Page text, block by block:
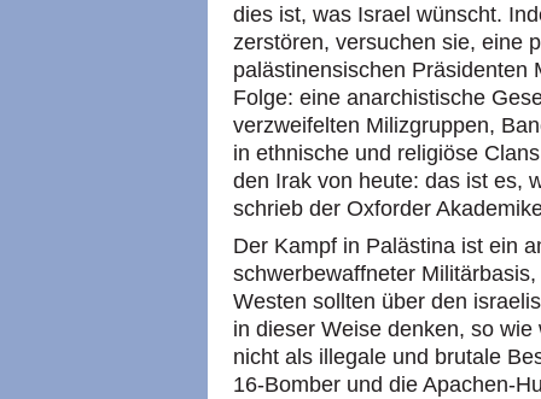
dies ist, was Israel wünscht.
zerstören, versuchen sie, eine
palästinensischen
Folge: eine anarchistische
verzweifelten Milizgruppen,
in ethnische und religiöse
den Irak von heute: das ist es,
schrieb der Oxforder
Der Kampf in Palästina ist ein
schwerbewaffneter
Westen sollten über den
in dieser Weise denken, so
nicht als illegale und brutale
16-Bomber und die Apachen-